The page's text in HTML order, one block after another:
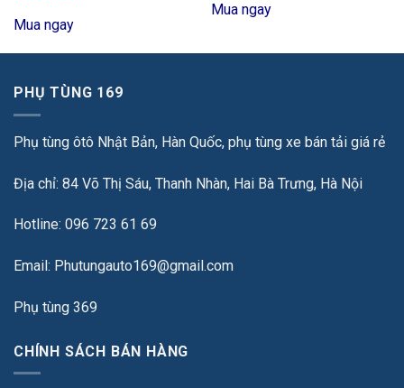
Mua ngay
Mua ngay
PHỤ TÙNG 169
Phụ tùng ôtô Nhật Bản, Hàn Quốc, phụ tùng xe bán tải giá rẻ
Địa chỉ: 84 Võ Thị Sáu, Thanh Nhàn, Hai Bà Trưng, Hà Nội
Hotline: 096 723 61 69
Email: Phutungauto169@gmail.com
Phụ tùng 369
CHÍNH SÁCH BÁN HÀNG